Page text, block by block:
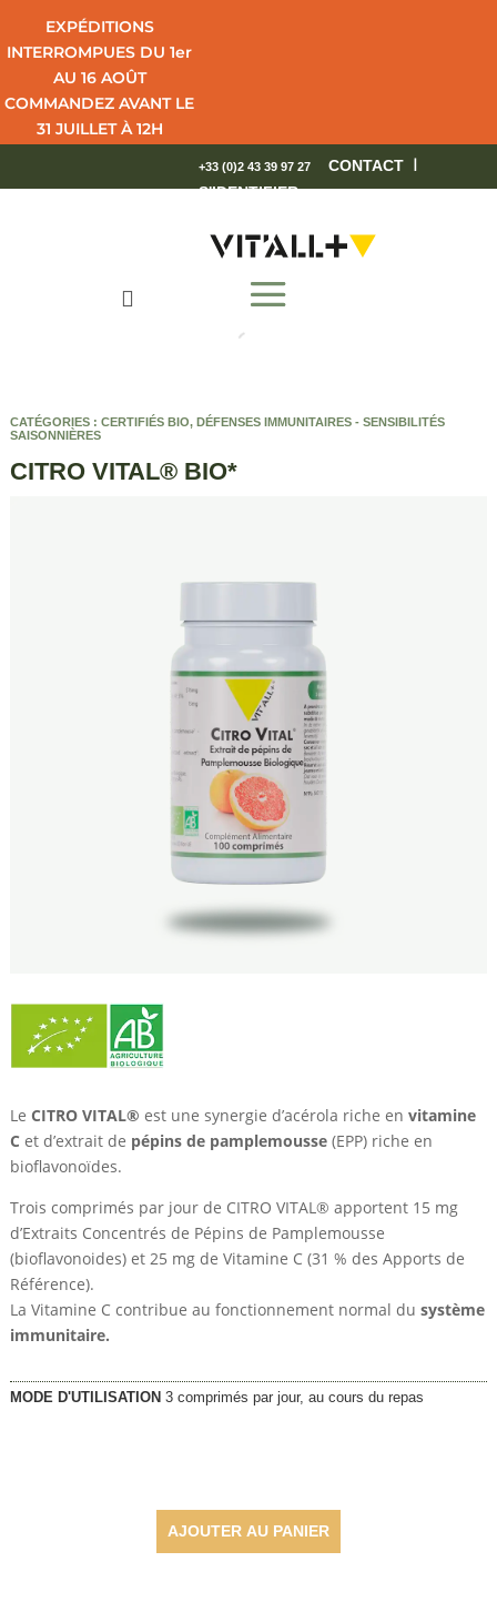
EXPÉDITIONS
INTERROMPUES DU 1er
AU 16 AOÛT
COMMANDEZ AVANT LE
31 JUILLET À 12H
+33 (0)2 43 39 97 27 CONTACT I
S'IDENTIFIER

CATÉGORIES : CERTIFIÉS BIO, DÉFENSES IMMUNITAIRES - SENSIBILITÉS
SAISONNIÈRES
CITRO VITAL® BIO*
Le CITRO VITAL® est une synergie d’acérola riche en vitamine
C et d’extrait de pépins de pamplemousse(EPP) riche en
bioflavonoïdes.
Trois comprimés par jour de CITRO VITAL® apportent 15 mg
d’Extraits Concentrés de Pépins de Pamplemousse
(bioflavonoides) et 25 mg de Vitamine C (31 % des Apports de
Référence).
La Vitamine C contribue au fonctionnement normal du système
immunitaire.
MODE D'UTILISATION 3 comprimés par jour, au cours du repas
AJOUTER AU PANIER